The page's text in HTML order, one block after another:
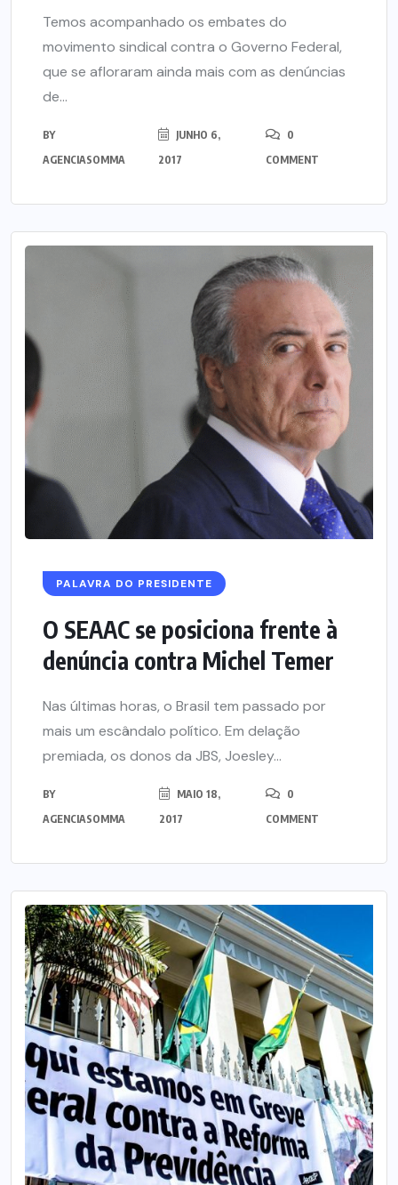
Temos acompanhado os embates do
movimento sindical contra o Governo Federal,
que se afloraram ainda mais com as denúncias
de...
BY
AGENCIASOMMA
JUNHO 6,
2017
0
COMMENT
PALAVRA DO PRESIDENTE
O SEAAC se posiciona frente à
denúncia contra Michel Temer
Nas últimas horas, o Brasil tem passado por
mais um escândalo político. Em delação
premiada, os donos da JBS, Joesley...
BY
AGENCIASOMMA
MAIO 18,
2017
0
COMMENT